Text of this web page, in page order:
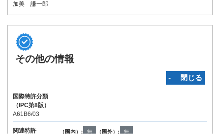
加美 謙一郎
その他の情報
‐ 閉じる
国際特許分類
（IPC第8版）
A61B6/03
関連特許 （国内）: 無 （国外）: 無